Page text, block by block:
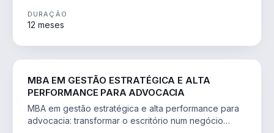
DURAÇÃO
12 meses
MBA EM GESTÃO ESTRATÉGICA E ALTA
PERFORMANCE PARA ADVOCACIA
MBA em gestão estratégica e alta performance para
advocacia: transformar o escritório num negócio